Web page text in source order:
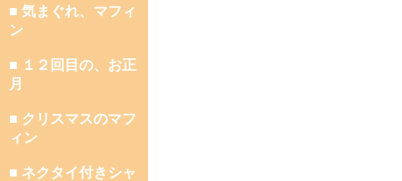
■ 気まぐれ、マフィ
ン
■ １２回目の、お正
月
■ クリスマスのマフ
ィン
■ ネクタイ付きシャ